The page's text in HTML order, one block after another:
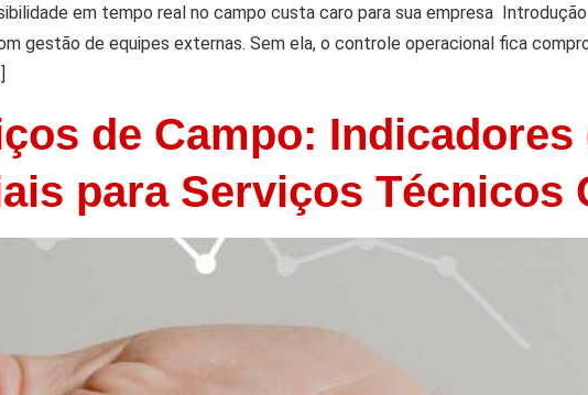
em tempo real no campo custa caro para sua empresa
gestão de equipes externas. Sem ela, o controle operacional fica
de Campo: Indicadores
para Serviços Técnicos